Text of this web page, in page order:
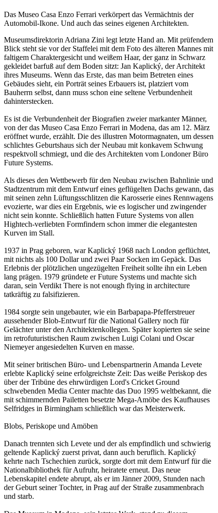
Das Museo Casa Enzo Ferrari verkörpert das Vermächtnis der
Automobil-Ikone. Und auch das seines eigenen Architekten.
Museumsdirektorin Adriana Zini legt letzte Hand an. Mit prüfendem
Blick steht sie vor der Staffelei mit dem Foto des älteren Mannes mit
faltigem Charaktergesicht und weißem Haar, der ganz in Schwarz
gekleidet barfuß auf dem Boden sitzt: Jan Kaplický, der Architekt
ihres Museums. Wenn das Erste, das man beim Betreten eines
Gebäudes sieht, ein Porträt seines Erbauers ist, platziert vom
Bauherrn selbst, dann muss schon eine seltene Verbundenheit
dahinterstecken.
Es ist die Verbundenheit der Biografien zweier markanter Männer,
von der das Museo Casa Enzo Ferrari in Modena, das am 12. März
eröffnet wurde, erzählt. Die des illustren Motormagnaten, um dessen
schlichtes Geburtshaus sich der Neubau mit konkavem Schwung
respektvoll schmiegt, und die des Architekten vom Londoner Büro
Future Systems.
Als dieses den Wettbewerb für den Neubau zwischen Bahnlinie und
Stadtzentrum mit dem Entwurf eines geflügelten Dachs gewann, das
mit seinen zehn Lüftungsschlitzen die Karosserie eines Rennwagens
evozierte, war dies ein Ergebnis, wie es logischer und zwingender
nicht sein konnte. Schließlich hatten Future Systems von allen
Hightech-verliebten Formfindern schon immer die elegantesten
Kurven im Stall.
1937 in Prag geboren, war Kaplický 1968 nach London geflüchtet,
mit nichts als 100 Dollar und zwei Paar Socken im Gepäck. Das
Erlebnis der plötzlichen ungezügelten Freiheit sollte ihn ein Leben
lang prägen. 1979 gründete er Future Systems und machte sich
daran, sein Verdikt There is not enough flying in architecture
tatkräftig zu falsifizieren.
1984 sorgte sein ungebauter, wie ein Barbapapa-Pfefferstreuer
aussehender Blob-Entwurf für die National Gallery noch für
Gelächter unter den Architektenkollegen. Später kopierten sie seine
im retrofuturistischen Raum zwischen Luigi Colani und Oscar
Niemeyer angesiedelten Kurven en masse.
Mit seiner britischen Büro- und Lebenspartnerin Amanda Levete
erlebte Kaplický seine erfolgreichste Zeit: Das weiße Periskop des
über der Tribüne des ehrwürdigen Lord's Cricket Ground
schwebenden Media Center machte das Duo 1995 weltbekannt, die
mit schimmernden Pailetten besetzte Mega-Amöbe des Kaufhauses
Selfridges in Birmingham schließlich war das Meisterwerk.
Blobs, Periskope und Amöben
Danach trennten sich Levete und der als empfindlich und schwierig
geltende Kaplický zuerst privat, dann auch beruflich. Kaplický
kehrte nach Tschechien zurück, sorgte dort mit dem Entwurf für die
Nationalbibliothek für Aufruhr, heiratete erneut. Das neue
Lebenskapitel endete abrupt, als er im Jänner 2009, Stunden nach
der Geburt seiner Tochter, in Prag auf der Straße zusammenbrach
und starb.